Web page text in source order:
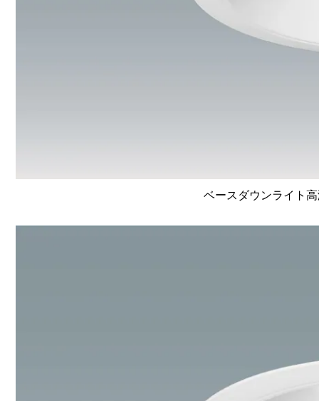
ベースダウンライト